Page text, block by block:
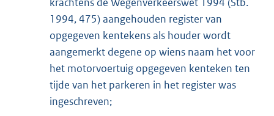
1994, 475) aangehouden register van
opgegeven kentekens als houder wordt
aangemerkt degene op wiens naam het voor
het motorvoertuig opgegeven kenteken ten
tijde van het parkeren in het register was
ingeschreven;